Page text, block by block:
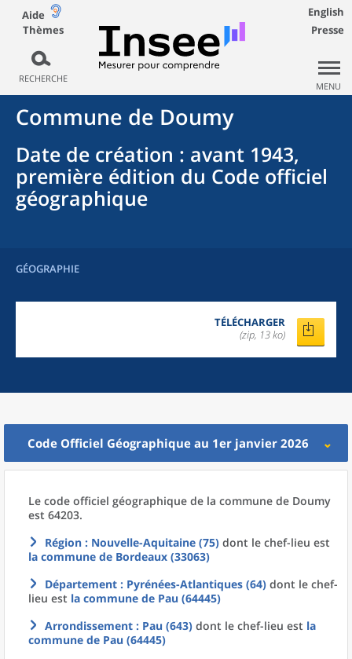
Aide
Thèmes
RECHERCHE
English
Presse
MENU
Commune de Doumy
Date de création : avant 1943,
première édition du Code officiel
géographique
GÉOGRAPHIE
TÉLÉCHARGER
(zip, 13 ko)
Code Officiel Géographique au 1er janvier 2026
Le code officiel géographique de la commune de Doumy
est 64203.
Région : Nouvelle-Aquitaine (75) dont le chef-lieu est
la commune de Bordeaux (33063)
Département : Pyrénées-Atlantiques (64) dont le chef-
lieu est la commune de Pau (64445)
Arrondissement : Pau (643) dont le chef-lieu est la
commune de Pau (64445)